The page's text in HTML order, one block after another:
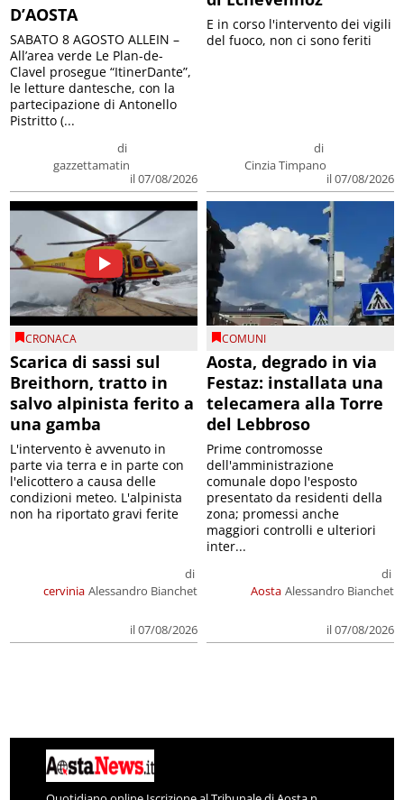
D’AOSTA
di
gazzettamatin
il 07/08/2026
SABATO 8 AGOSTO ALLEIN –
All’area verde Le Plan-de-
Clavel prosegue “ItinerDante”,
le letture dantesche, con la
partecipazione di Antonello
Pistritto (...
di
Cinzia Timpano
il 07/08/2026
E in corso l'intervento dei vigili
del fuoco, non ci sono feriti
CRONACA
Scarica di sassi sul
Breithorn, tratto in
salvo alpinista ferito a
una gamba
cervinia
di
Alessandro Bianchet
il 07/08/2026
L'intervento è avvenuto in
parte via terra e in parte con
l'elicottero a causa delle
condizioni meteo. L'alpinista
non ha riportato gravi ferite
COMUNI
Aosta, degrado in via
Festaz: installata una
telecamera alla Torre
del Lebbroso
Aosta
di
Alessandro Bianchet
il 07/08/2026
Prime contromosse
dell'amministrazione
comunale dopo l'esposto
presentato da residenti della
zona; promessi anche
maggiori controlli e ulteriori
inter...